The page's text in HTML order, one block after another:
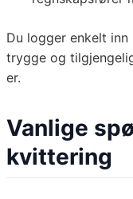
Du logger enkelt
trygge og
er.
Vanlige
kvittering